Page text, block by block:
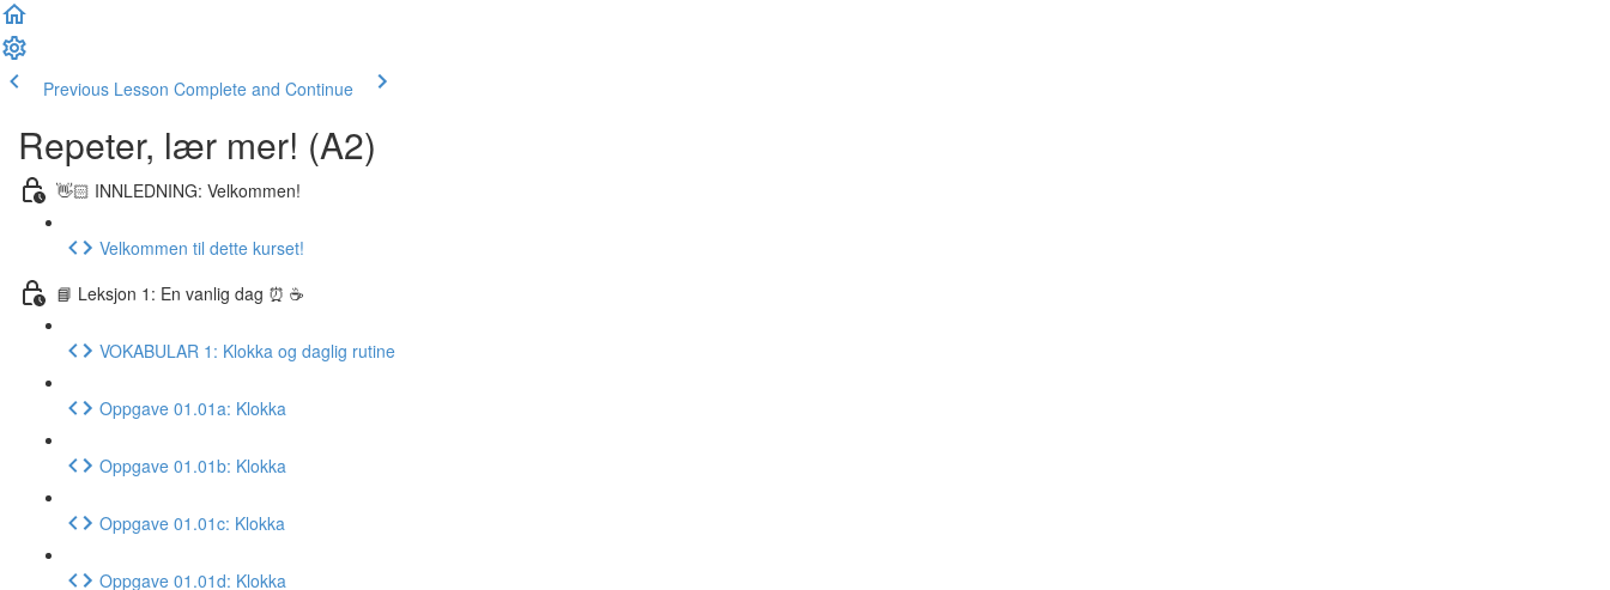
Previous Lesson Complete and Continue
Repeter, lær mer! (A2)
👋🏻 INNLEDNING: Velkommen!
Velkommen til dette kurset!
📘 Leksjon 1: En vanlig dag ⏰ ☕️
VOKABULAR 1: Klokka og daglig rutine
Oppgave 01.01a: Klokka
Oppgave 01.01b: Klokka
Oppgave 01.01c: Klokka
Oppgave 01.01d: Klokka